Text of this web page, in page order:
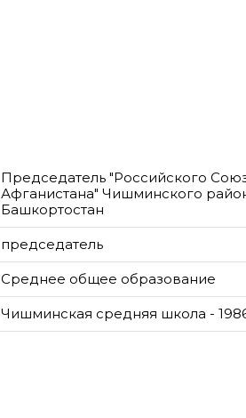
Председатель "Российского
Афганистана" Чишминского
Башкортостан
председатель
Среднее общее образование
Чишминская средняя школа -